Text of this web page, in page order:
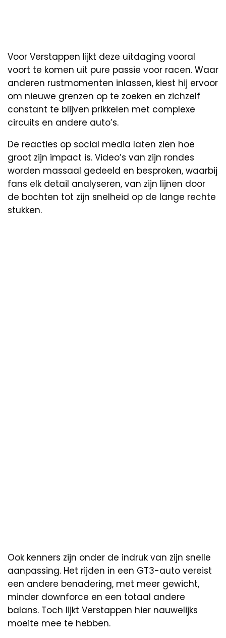
Voor Verstappen lijkt deze uitdaging vooral
voort te komen uit pure passie voor racen. Waar
anderen rustmomenten inlassen, kiest hij ervoor
om nieuwe grenzen op te zoeken en zichzelf
constant te blijven prikkelen met complexe
circuits en andere auto’s.
De reacties op social media laten zien hoe
groot zijn impact is. Video’s van zijn rondes
worden massaal gedeeld en besproken, waarbij
fans elk detail analyseren, van zijn lijnen door
de bochten tot zijn snelheid op de lange rechte
stukken.
Ook kenners zijn onder de indruk van zijn snelle
aanpassing. Het rijden in een GT3-auto vereist
een andere benadering, met meer gewicht,
minder downforce en een totaal andere
balans. Toch lijkt Verstappen hier nauwelijks
moeite mee te hebben.